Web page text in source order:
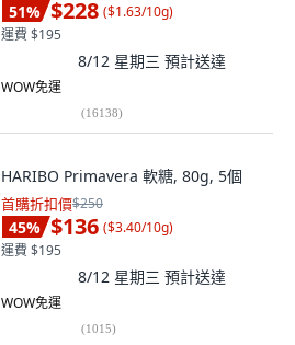
51% $228 ($1.63/10g)
運費 $195
8/12 星期三 預計送達
WOW免運
(16138)
HARIBO Primavera 軟糖, 80g, 5個
首購折扣價$250
45% $136 ($3.40/10g)
運費 $195
8/12 星期三 預計送達
WOW免運
(1015)